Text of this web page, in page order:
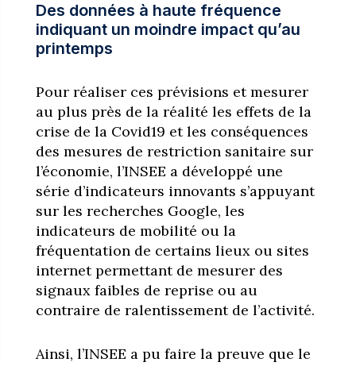
Des données à haute fréquence
indiquant un moindre impact qu’au
printemps
Pour réaliser ces prévisions et mesurer
au plus près de la réalité les effets de la
crise de la Covid19 et les conséquences
des mesures de restriction sanitaire sur
l’économie, l’INSEE a développé une
série d’indicateurs innovants s’appuyant
sur les recherches Google, les
indicateurs de mobilité ou la
fréquentation de certains lieux ou sites
internet permettant de mesurer des
signaux faibles de reprise ou au
contraire de ralentissement de l’activité.
Ainsi, l’INSEE a pu faire la preuve que le